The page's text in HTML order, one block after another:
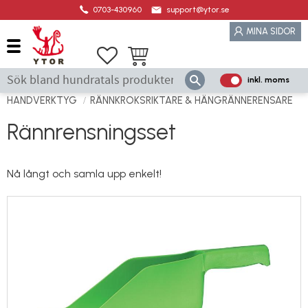
0703-430960 support@ytor.se
MINA SIDOR
Favoriter
Kundvagn
P
ri
inkl. moms
HANDVERKTYG RÄNNKROKSRIKTARE & HÄNGRÄNNERENSARE
Rännrensningsset
Nå långt och samla upp enkelt!